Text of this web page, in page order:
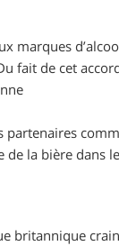
marques
fait de cet
partenaires
de la bière dans
britannique